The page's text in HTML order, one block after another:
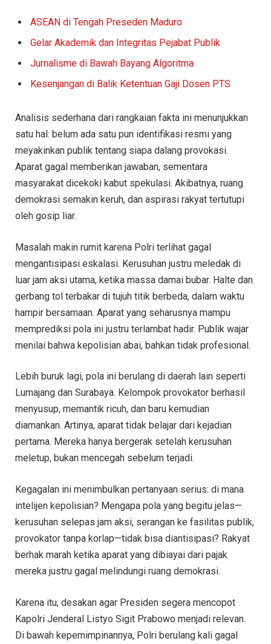
ASEAN di Tengah Preseden Maduro
Gelar Akademik dan Integritas Pejabat Publik
Jurnalisme di Bawah Bayang Algoritma
Kesenjangan di Balik Ketentuan Gaji Dosen PTS
Analisis sederhana dari rangkaian fakta ini menunjukkan
satu hal: belum ada satu pun identifikasi resmi yang
meyakinkan publik tentang siapa dalang provokasi.
Aparat gagal memberikan jawaban, sementara
masyarakat dicekoki kabut spekulasi. Akibatnya, ruang
demokrasi semakin keruh, dan aspirasi rakyat tertutupi
oleh gosip liar.
Masalah makin rumit karena Polri terlihat gagal
mengantisipasi eskalasi. Kerusuhan justru meledak di
luar jam aksi utama, ketika massa damai bubar. Halte dan
gerbang tol terbakar di tujuh titik berbeda, dalam waktu
hampir bersamaan. Aparat yang seharusnya mampu
memprediksi pola ini justru terlambat hadir. Publik wajar
menilai bahwa kepolisian abai, bahkan tidak profesional.
Lebih buruk lagi, pola ini berulang di daerah lain seperti
Lumajang dan Surabaya. Kelompok provokator berhasil
menyusup, memantik ricuh, dan baru kemudian
diamankan. Artinya, aparat tidak belajar dari kejadian
pertama. Mereka hanya bergerak setelah kerusuhan
meletup, bukan mencegah sebelum terjadi.
Kegagalan ini menimbulkan pertanyaan serius: di mana
intelijen kepolisian? Mengapa pola yang begitu jelas—
kerusuhan selepas jam aksi, serangan ke fasilitas publik,
provokator tanpa korlap—tidak bisa diantisipasi? Rakyat
berhak marah ketika aparat yang dibiayai dari pajak
mereka justru gagal melindungi ruang demokrasi.
Karena itu, desakan agar Presiden segera mencopot
Kapolri Jenderal Listyo Sigit Prabowo menjadi relevan.
Di bawah kepemimpinannya, Polri berulang kali gagal